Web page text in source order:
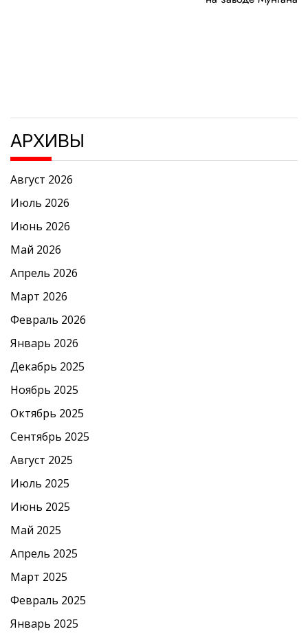
АРХИВЫ
Август 2026
Июль 2026
Июнь 2026
Май 2026
Апрель 2026
Март 2026
Февраль 2026
Январь 2026
Декабрь 2025
Ноябрь 2025
Октябрь 2025
Сентябрь 2025
Август 2025
Июль 2025
Июнь 2025
Май 2025
Апрель 2025
Март 2025
Февраль 2025
Январь 2025